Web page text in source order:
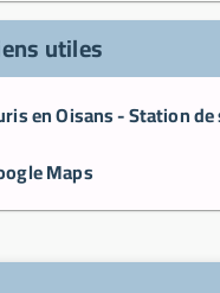
utiles
Maps